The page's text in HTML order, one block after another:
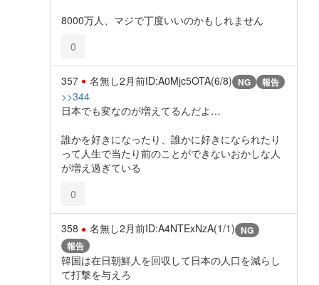
8000万人、マジで丁度いいのかもしれません
0
357 名無し2月前ID:A0Mjc5OTA(6/8) NG 報告
>>344
日本でも変なのが増えてるんだよ…
誰かを好きになったり、誰かに好きになられたり
って人生で当たり前のことができないおかしな人
が増え過ぎている
0
358 名無し2月前ID:A4NTExNzA(1/1) NG
報告
韓国は在日朝鮮人を回収して日本の人口を減らし
て打撃を与えろ